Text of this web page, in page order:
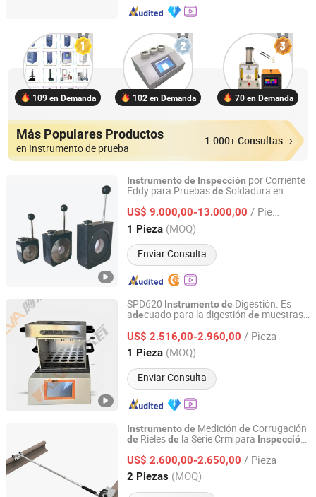
109 en Demanda 102 en Demanda 70 en Demanda
Más Populares Productos
en Instrumento de prueba
1.000+ Consultas
Instrumentode Inspección por Corriente
Eddy para Pruebasde Soldadura en
US$ 9.000,00-13.000,00 / Pieza
1 Pieza (MOQ)
Enviar Consulta
Nanjing Bkn Automation System Co., Ltd
Jiangsu, China Desde 2024
SPD620 Instrumentode Digestión. Es
adecuado para la digestión de muestras
en instituciones agrícolas yde inspección
decalidad
US$ 2.516,00-2.960,00 / Pieza
1 Pieza (MOQ)
Enviar Consulta
Jinan Alva Instrument Co., Ltd.
Shandong, China Desde 2024
Instrumentode Medición de Corrugación
de Rielesde la Serie Crm para Inspección
US$ 2.600,00-2.650,00 / Pieza
2 Piezas (MOQ)
Chongqing JieRail Tech Co.,Ltd.
Chongqing, China Desde 2026